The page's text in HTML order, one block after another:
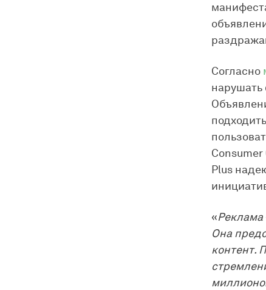
Согласно
нарушать
Plus
«Реклама
Она
контент.